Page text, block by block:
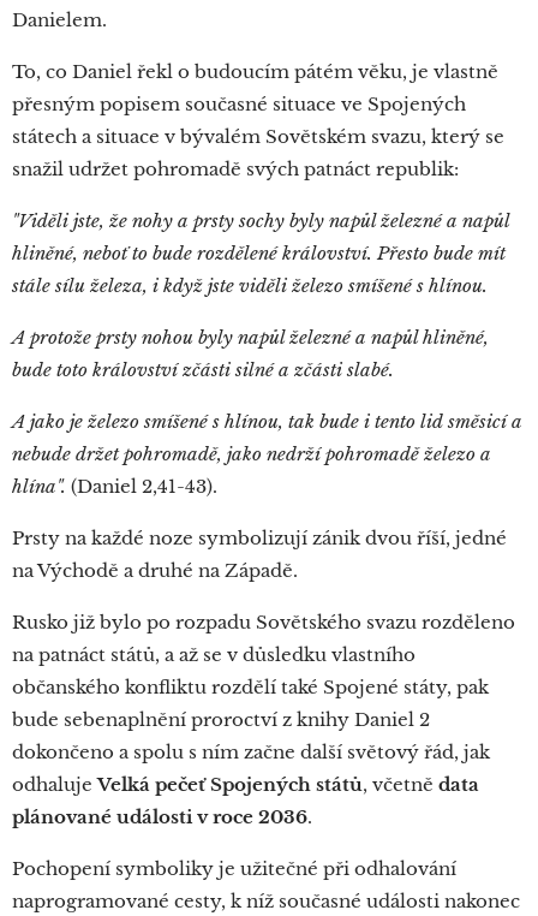
Danielem.
To, co Daniel řekl o budoucím pátém věku, je vlastně
přesným popisem současné situace ve Spojených
státech a situace v bývalém Sovětském svazu, který se
snažil udržet pohromadě svých patnáct republik:
"Viděli jste, že nohy a prsty sochy byly napůl železné a napůl
hliněné, neboť to bude rozdělené království. Přesto bude mít
stále sílu železa, i když jste viděli železo smíšené s hlínou.
A protože prsty nohou byly napůl železné a napůl hliněné,
bude toto království zčásti silné a zčásti slabé.
A jako je železo smíšené s hlínou, tak bude i tento lid směsicí a
nebude držet pohromadě, jako nedrží pohromadě železo a
hlína". (Daniel 2,41-43).
Prsty na každé noze symbolizují zánik dvou říší, jedné
na Východě a druhé na Západě.
Rusko již bylo po rozpadu Sovětského svazu rozděleno
na patnáct států, a až se v důsledku vlastního
občanského konfliktu rozdělí také Spojené státy, pak
bude sebenaplnění proroctví z knihy Daniel 2
dokončeno a spolu s ním začne další světový řád, jak
odhalujeVelká pečeť Spojených států, včetně data
plánované události v roce 2036.
Pochopení symboliky je užitečné při odhalování
naprogramované cesty, k níž současné události nakonec